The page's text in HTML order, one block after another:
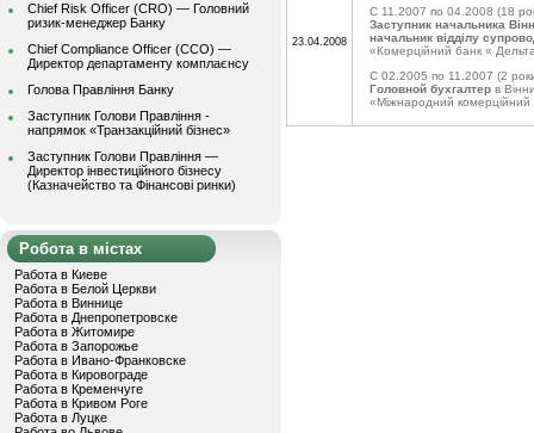
Chief Risk Officer (CRO) — Головний
ризик-менеджер Банку
Chief Compliance Officer (CCO) —
Директор департаменту комплаєнсу
Голова Правління Банку
Заступник Голови Правління -
напрямок «Транзакційний бізнес»
Заступник Голови Правління —
Директор інвестиційного бізнесу
(Казначейство та Фінансові ринки)
Робота в містах
Работа в Киеве
Работа в Белой Церкви
Работа в Виннице
Работа в Днепропетровске
Работа в Житомире
Работа в Запорожье
Работа в Ивано-Франковске
Работа в Кировограде
Работа в Кременчуге
Работа в Кривом Роге
Работа в Луцке
23.04.2008
C 11.2007 по 04.2008 (18
Заступник начальника
начальник відділу
«Комерційний банк «
C 02.2005 по 11.2007 (2
Головной бухгалтер в
«Міжнародний комерційний